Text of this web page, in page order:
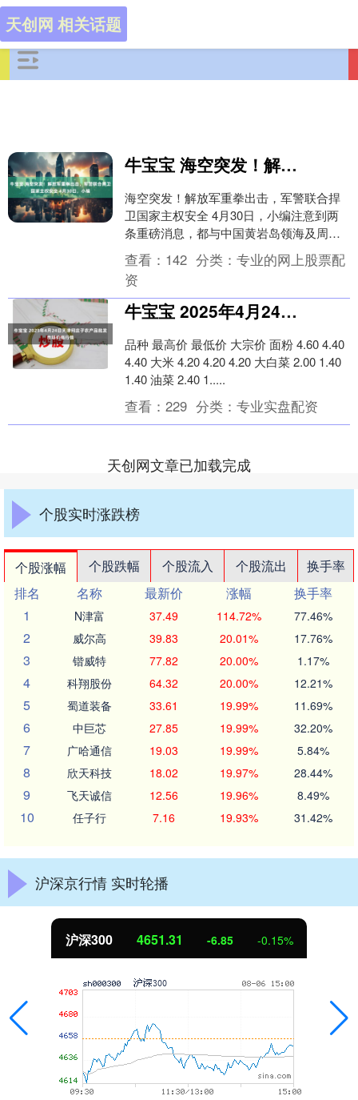
天创网 相关话题
牛宝宝 海空突发！解放军重拳出击，军警联合捍卫国家主权安全 4月30日，小编
海空突发！解放军重拳出击，军警联合捍
卫国家主权安全 4月30日，小编注意到两
条重磅消息，都与中国黄岩岛领海及周边
区域有关。一条是解放军南部战区发布
的，南部战区组....
查看： 142 分类： 专业的网上股票配
资
牛宝宝 2025年4月24日天津何庄子农产品批发市场价格行情
品种 最高价 最低价 大宗价 面粉 4.60 4.40
4.40 大米 4.20 4.20 4.20 大白菜 2.00 1.40
1.40 油菜 2.40 1.....
查看： 229 分类： 专业实盘配资
天创网文章已加载完成
个股实时涨跌榜
个股涨幅 个股跌幅 个股流入 个股流出
换手率
排名
名称 最新价 涨幅
换手率
1
N津富 37.49 114.72% 77.46%
2 威尔高 39.83 20.01% 17.76%
3 锴威特 77.82 20.00% 1.17%
4 科翔股份 64.32 20.00% 12.21%
5 蜀道装备 33.61 19.99% 11.69%
6 中巨芯 27.85 19.99% 32.20%
7 广哈通信 19.03 19.99% 5.84%
8 欣天科技 18.02 19.97% 28.44%
9 飞天诚信 12.56 19.96% 8.49%
10 任子行 7.16 19.93% 31.42%
沪深京行情 实时轮播
沪深300 4651.31 -6.85 -0.15%